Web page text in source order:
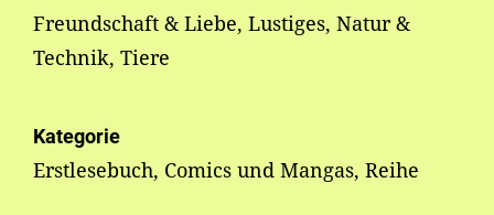
Freundschaft & Liebe, Lustiges, Natur &
Technik, Tiere
Kategorie
Erstlesebuch, Comics und Mangas, Reihe